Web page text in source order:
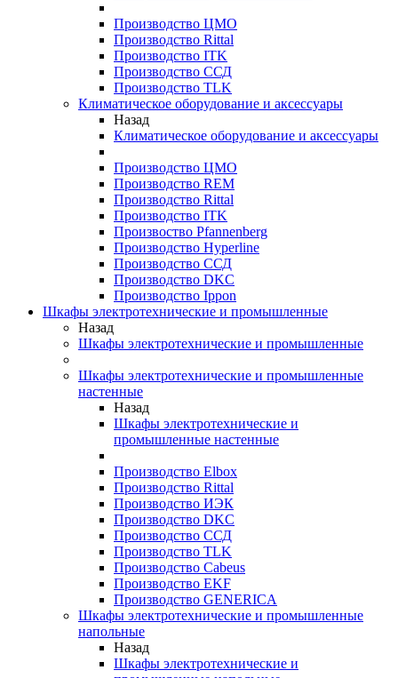
Производство ЦМО
Производство Rittal
Производство ITK
Производство ССД
Производство TLK
Климатическое оборудование и аксессуары
Назад
Климатическое оборудование и аксессуары
Производство ЦМО
Производство REM
Производство Rittal
Производство ITK
Произвоство Pfannenberg
Производство Hyperline
Производство ССД
Производство DKC
Производство Ippon
Шкафы электротехнические и промышленные
Назад
Шкафы электротехнические и промышленные
Шкафы электротехнические и промышленные
настенные
Назад
Шкафы электротехнические и
промышленные настенные
Производство Elbox
Производство Rittal
Производство ИЭК
Производство DKC
Производство ССД
Производство TLK
Производство Cabeus
Производство EKF
Производство GENERICA
Шкафы электротехнические и промышленные
напольные
Назад
Шкафы электротехнические и